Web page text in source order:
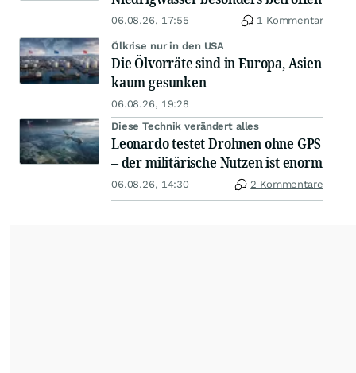
06.08.26, 17:55 1 Kommentar
Ölkrise nur in den USA
Die Ölvorräte sind in Europa, Asien
kaum gesunken
06.08.26, 19:28
Diese Technik verändert alles
Leonardo testet Drohnen ohne GPS
– der militärische Nutzen ist enorm
06.08.26, 14:30 2 Kommentare